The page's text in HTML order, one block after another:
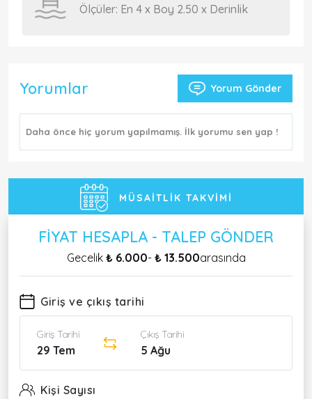
Ölçüler: En 4 x Boy 2.50 x Derinlik
Yorumlar Yorum Gönder
Daha önce hiç yorum yapılmamış. İlk yorumu sen yap !
MÜSAITLIK TAKVIMI
FIYAT HESAPLA - TALEP GÖNDER
Gecelik ₺ 6.000- ₺ 13.500arasında
Giriş ve çıkış tarihi
Giriş Tarihi
29 Tem
Çıkış Tarihi
5 Ağu
Kişi Sayısı